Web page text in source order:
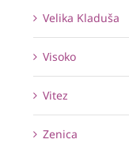
Velika Kladuša
Visoko
Vitez
Zenica